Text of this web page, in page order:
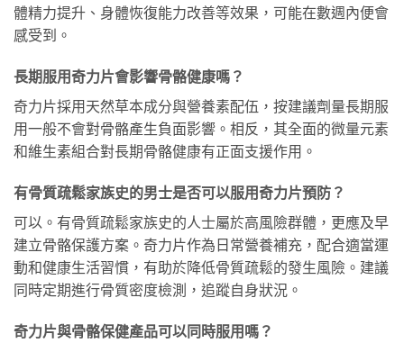
體精力提升、身體恢復能力改善等效果，可能在數週內便會
感受到。
長期服用奇力片會影響骨骼健康嗎？
奇力片採用天然草本成分與營養素配伍，按建議劑量長期服
用一般不會對骨骼產生負面影響。相反，其全面的微量元素
和維生素組合對長期骨骼健康有正面支援作用。
有骨質疏鬆家族史的男士是否可以服用奇力片預防？
可以。有骨質疏鬆家族史的人士屬於高風險群體，更應及早
建立骨骼保護方案。奇力片作為日常營養補充，配合適當運
動和健康生活習慣，有助於降低骨質疏鬆的發生風險。建議
同時定期進行骨質密度檢測，追蹤自身狀況。
奇力片與骨骼保健產品可以同時服用嗎？